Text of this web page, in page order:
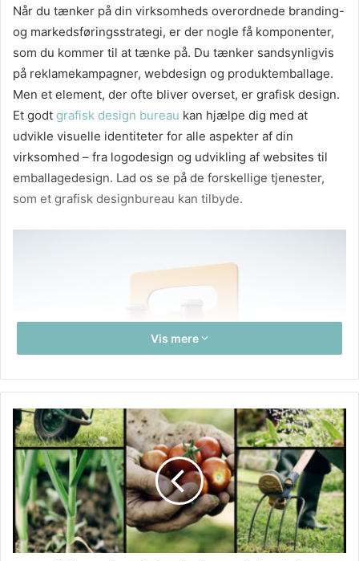
Når du tænker på din virksomheds overordnede branding-
og markedsføringsstrategi, er der nogle få komponenter,
som du kommer til at tænke på. Du tænker sandsynligvis
på reklamekampagner, webdesign og produktemballage.
Men et element, der ofte bliver overset, er grafisk design.
Et godt grafisk design bureau kan hjælpe dig med at
udvikle visuelle identiteter for alle aspekter af din
virksomhed – fra logodesign og udvikling af websites til
emballagedesign. Lad os se på de forskellige tjenester,
som et grafisk designbureau kan tilbyde.
Vis mere